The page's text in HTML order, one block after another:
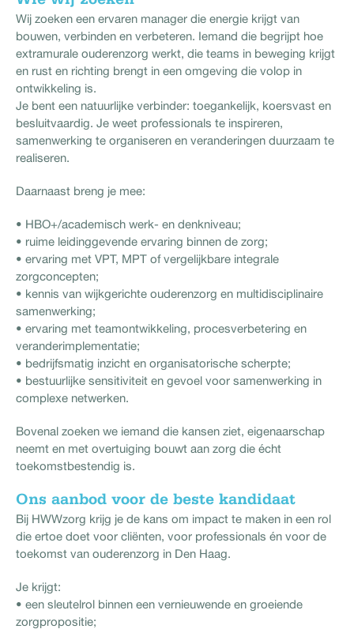
Wij zoeken een ervaren manager die energie krijgt van
bouwen, verbinden en verbeteren. Iemand die begrijpt hoe
extramurale ouderenzorg werkt, die teams in beweging krijgt
en rust en richting brengt in een omgeving die volop in
ontwikkeling is.
Je bent een natuurlijke verbinder: toegankelijk, koersvast en
besluitvaardig. Je weet professionals te inspireren,
samenwerking te organiseren en veranderingen duurzaam te
realiseren.
Daarnaast breng je mee:
• HBO+/academisch werk- en denkniveau;
• ruime leidinggevende ervaring binnen de zorg;
• ervaring met VPT, MPT of vergelijkbare integrale
zorgconcepten;
• kennis van wijkgerichte ouderenzorg en multidisciplinaire
samenwerking;
• ervaring met teamontwikkeling, procesverbetering en
veranderimplementatie;
• bedrijfsmatig inzicht en organisatorische scherpte;
• bestuurlijke sensitiviteit en gevoel voor samenwerking in
complexe netwerken.
Bovenal zoeken we iemand die kansen ziet, eigenaarschap
neemt en met overtuiging bouwt aan zorg die écht
toekomstbestendig is.
Ons aanbod voor de beste kandidaat
Bij HWWzorg krijg je de kans om impact te maken in een rol
die ertoe doet voor cliënten, voor professionals én voor de
toekomst van ouderenzorg in Den Haag.
Je krijgt:
• een sleutelrol binnen een vernieuwende en groeiende
zorgpropositie;